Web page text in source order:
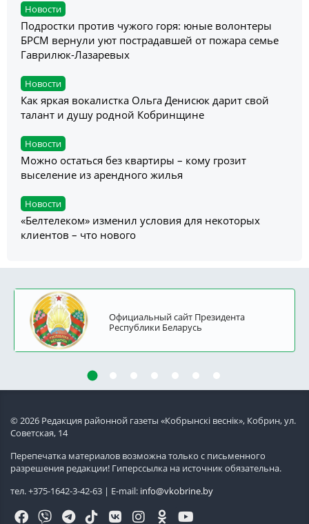
Новости
Подростки против чужого горя: юные волонтеры
БРСМ вернули уют пострадавшей от пожара семье
Гаврилюк-Лазаревых
Новости
Как яркая вокалистка Ольга Денисюк дарит свой
талант и душу родной Кобринщине
Новости
Можно остаться без квартиры – кому грозит
выселение из арендного жилья
Новости
«Белтелеком» изменил условия для некоторых
клиентов – что нового
Официальный сайт Президента
Республики Беларусь
© 2026 Редакция районной газеты «Кобрынскi веснiк», Кобрин, ул.
Советская, 14
Перепечатка материалов возможна только с письменного
разрешения редакции! Гиперссылка на источник обязательна.
тел. +375-1642-3-42-63 | E-mail: info@vkobrine.by